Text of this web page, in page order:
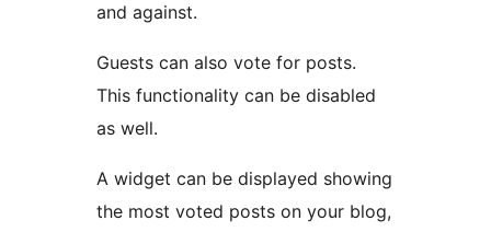
and against.
Guests can also vote for posts.
This functionality can be disabled
as well.
A widget can be displayed showing
the most voted posts on your blog,